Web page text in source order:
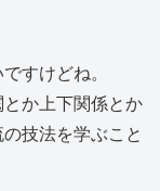
すけどね。
か上下関係とか
技法を学ぶこと